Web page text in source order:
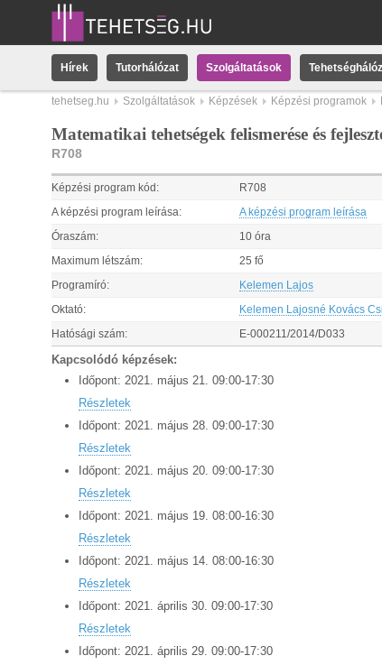
Hírek Tutorhálózat Szolgáltatások
tehetseg.hu Szolgáltatások Képzések Képzési programok
Matematikai tehetségek felismerése és
R708
Képzési program kód: R708
A képzési program leírása: A képzési program leírása
Óraszám: 10 óra
Maximum létszám: 25 fő
Programíró: Kelemen Lajos
Oktató: Kelemen Lajosné Kovács
Hatósági szám: E-000211/2014/D033
Kapcsolódó képzések:
Időpont: 2021. május 21 09:00-17:30
Részletek
Időpont: 2021. május 28 09:00-17:30
Részletek
Időpont: 2021. május 20 09:00-17:30
Részletek
Időpont: 2021. május 19 08:00-16:30
Részletek
Időpont: 2021. május 14 08:00-16:30
Részletek
Időpont: 2021. április 30 09:00-17:30
Részletek
Időpont: 2021. április 29 09:00-17:30